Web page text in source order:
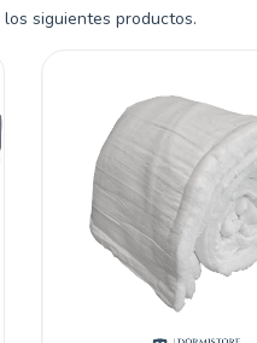
siguientes productos.